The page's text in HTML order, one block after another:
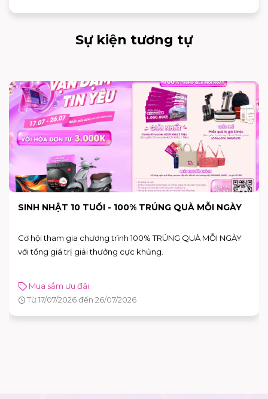
Sự kiện tương tự
END OF SEASON SALE - SALE HÈ SIÊU SỐC TẠI
Mùa hè này, hãy tận hưởng không khí mua sắm sôi động và
nhận ngay hàng loạt ưu đãi hấp dẫn tại AEON MALL Bình Tân
Mua sắm ưu đãi
Từ 26/06/2026 đến 05/07/2026